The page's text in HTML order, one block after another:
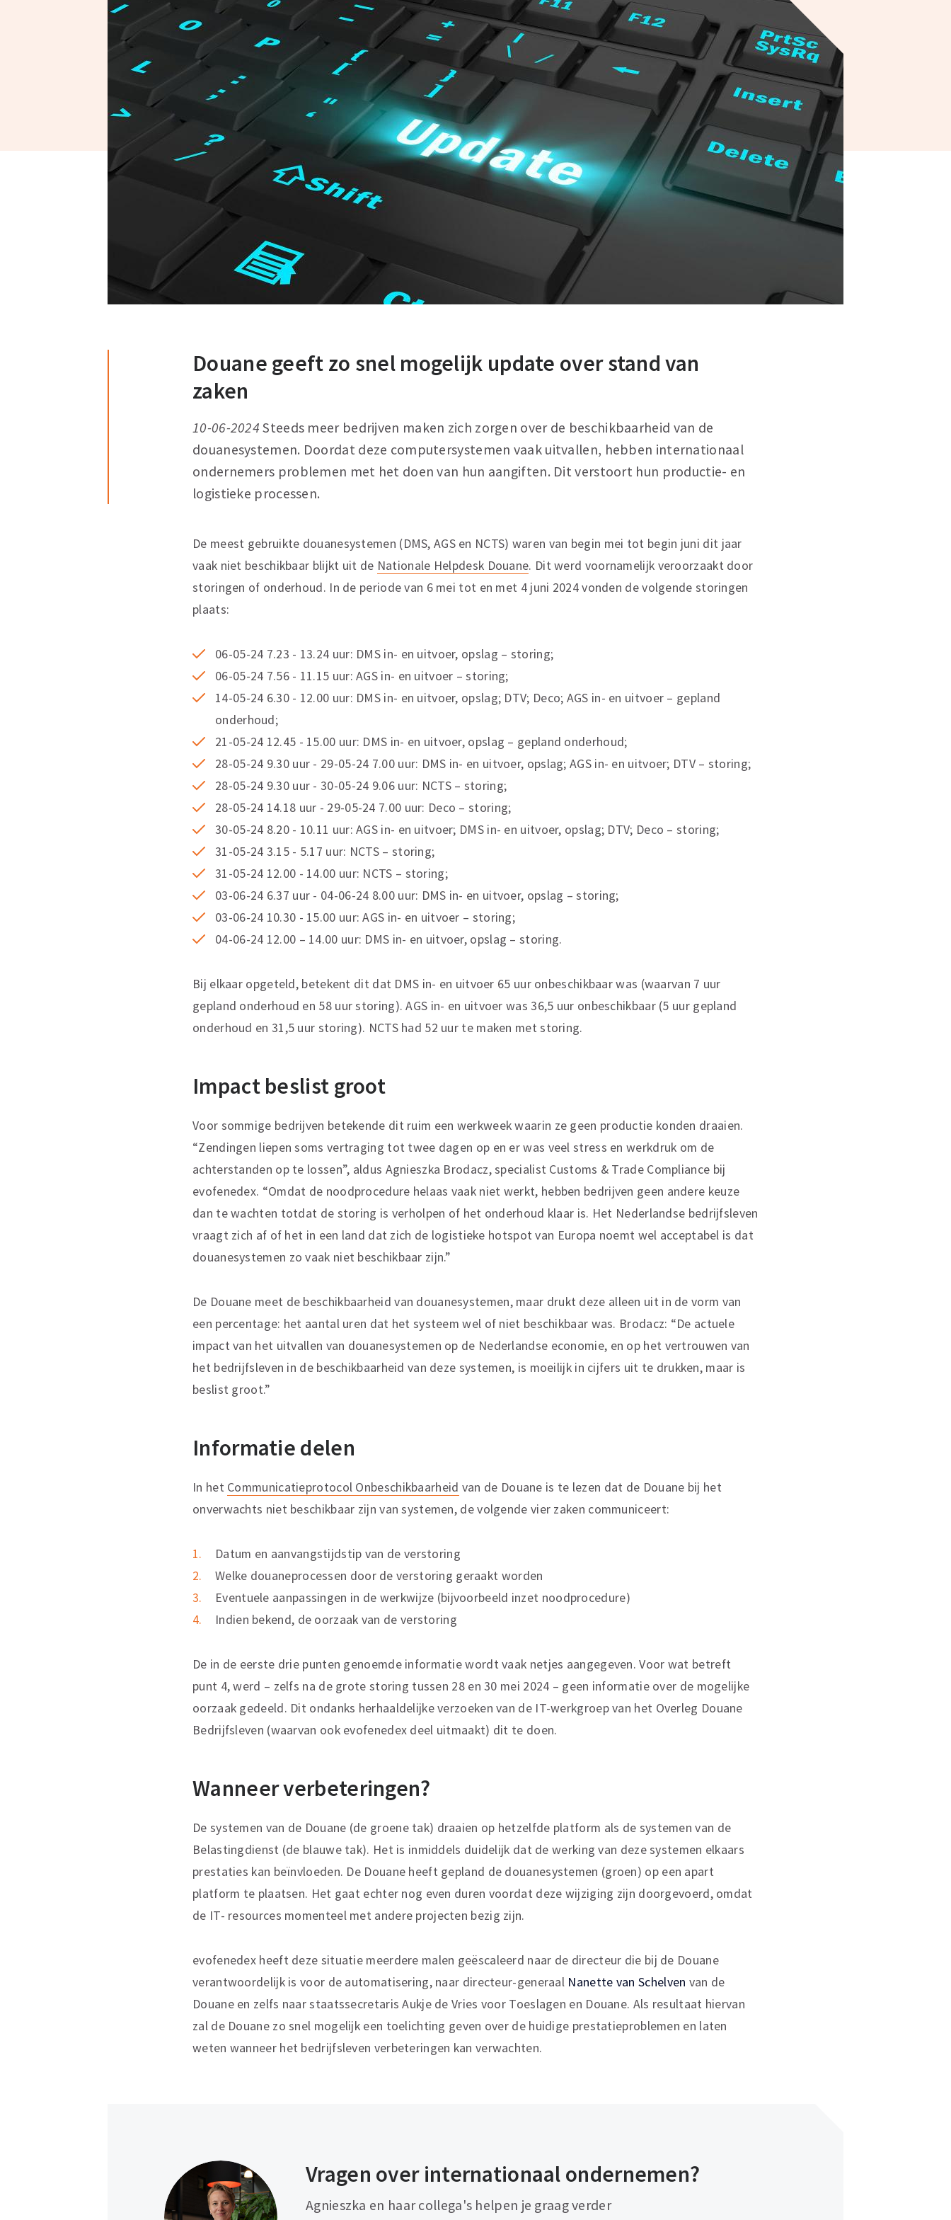
Douane geeft zo snel mogelijk update over stand van
zaken
10-06-2024Steeds meer bedrijven maken zich zorgen over de beschikbaarheid van de
douanesystemen. Doordat deze computersystemen vaak uitvallen, hebben internationaal
ondernemers problemen met het doen van hun aangiften. Dit verstoort hun productie- en
logistieke processen.
De meest gebruikte douanesystemen (DMS, AGS en NCTS) waren van begin mei tot begin juni dit jaar
vaak niet beschikbaar blijkt uit de Nationale Helpdesk Douane. Dit werd voornamelijk veroorzaakt door
storingen of onderhoud. In de periode van 6 mei tot en met 4 juni 2024 vonden de volgende storingen
plaats:
06-05-24 7.23 - 13.24 uur: DMS in- en uitvoer, opslag – storing;
06-05-24 7.56 - 11.15 uur: AGS in- en uitvoer – storing;
14-05-24 6.30 - 12.00 uur: DMS in- en uitvoer, opslag; DTV; Deco; AGS in- en uitvoer – gepland
onderhoud;
21-05-24 12.45 - 15.00 uur: DMS in- en uitvoer, opslag – gepland onderhoud;
28-05-24 9.30 uur - 29-05-24 7.00 uur: DMS in- en uitvoer, opslag; AGS in- en uitvoer; DTV – storing;
28-05-24 9.30 uur - 30-05-24 9.06 uur: NCTS – storing;
28-05-24 14.18 uur - 29-05-24 7.00 uur: Deco – storing;
30-05-24 8.20 - 10.11 uur: AGS in- en uitvoer; DMS in- en uitvoer, opslag; DTV; Deco – storing;
31-05-24 3.15 - 5.17 uur: NCTS – storing;
31-05-24 12.00 - 14.00 uur: NCTS – storing;
03-06-24 6.37 uur - 04-06-24 8.00 uur: DMS in- en uitvoer, opslag – storing;
03-06-24 10.30 - 15.00 uur: AGS in- en uitvoer – storing;
04-06-24 12.00 – 14.00 uur: DMS in- en uitvoer, opslag – storing.
Bij elkaar opgeteld, betekent dit dat DMS in- en uitvoer 65 uur onbeschikbaar was (waarvan 7 uur
gepland onderhoud en 58 uur storing). AGS in- en uitvoer was 36,5 uur onbeschikbaar (5 uur gepland
onderhoud en 31,5 uur storing). NCTS had 52 uur te maken met storing.
Impact beslist groot
Voor sommige bedrijven betekende dit ruim een werkweek waarin ze geen productie konden draaien.
“Zendingen liepen soms vertraging tot twee dagen op en er was veel stress en werkdruk om de
achterstanden op te lossen”, aldus Agnieszka Brodacz, specialist Customs & Trade Compliance bij
evofenedex. “Omdat de noodprocedure helaas vaak niet werkt, hebben bedrijven geen andere keuze
dan te wachten totdat de storing is verholpen of het onderhoud klaar is. Het Nederlandse bedrijfsleven
vraagt zich af of het in een land dat zich de logistieke hotspot van Europa noemt wel acceptabel is dat
douanesystemen zo vaak niet beschikbaar zijn.”
De Douane meet de beschikbaarheid van douanesystemen, maar drukt deze alleen uit in de vorm van
een percentage: het aantal uren dat het systeem wel of niet beschikbaar was. Brodacz: “De actuele
impact van het uitvallen van douanesystemen op de Nederlandse economie, en op het vertrouwen van
het bedrijfsleven in de beschikbaarheid van deze systemen, is moeilijk in cijfers uit te drukken, maar is
beslist groot.”
Informatie delen
In het Communicatieprotocol Onbeschikbaarheid van de Douane is te lezen dat de Douane bij het
onverwachts niet beschikbaar zijn van systemen, de volgende vier zaken communiceert:
Datum en aanvangstijdstip van de verstoring
Welke douaneprocessen door de verstoring geraakt worden
Eventuele aanpassingen in de werkwijze (bijvoorbeeld inzet noodprocedure)
Indien bekend, de oorzaak van de verstoring
De in de eerste drie punten genoemde informatie wordt vaak netjes aangegeven. Voor wat betreft
punt 4, werd – zelfs na de grote storing tussen 28 en 30 mei 2024 – geen informatie over de mogelijke
oorzaak gedeeld. Dit ondanks herhaaldelijke verzoeken van de IT-werkgroep van het Overleg Douane
Bedrijfsleven (waarvan ook evofenedex deel uitmaakt) dit te doen.
Wanneer verbeteringen?
De systemen van de Douane (de groene tak) draaien op hetzelfde platform als de systemen van de
Belastingdienst (de blauwe tak). Het is inmiddels duidelijk dat de werking van deze systemen elkaars
prestaties kan beïnvloeden. De Douane heeft gepland de douanesystemen (groen) op een apart
platform te plaatsen. Het gaat echter nog even duren voordat deze wijziging zijn doorgevoerd, omdat
de IT- resources momenteel met andere projecten bezig zijn.
evofenedex heeft deze situatie meerdere malen geëscaleerd naar de directeur die bij de Douane
verantwoordelijk is voor de automatisering, naar directeur-generaal Nanette van Schelven van de
Douane en zelfs naar staatssecretaris Aukje de Vries voor Toeslagen en Douane. Als resultaat hiervan
zal de Douane zo snel mogelijk een toelichting geven over de huidige prestatieproblemen en laten
weten wanneer het bedrijfsleven verbeteringen kan verwachten.
Vragen over internationaal ondernemen?
Agnieszka en haar collega's helpen je graag verder